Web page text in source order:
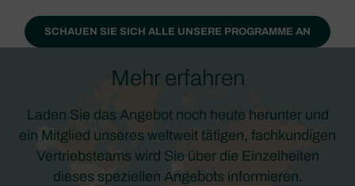
SCHAUEN SIE SICH ALLE UNSERE PROGRAMME AN
Mehr erfahren
Laden Sie das Angebot noch heute herunter und
ein Mitglied unseres weltweit tätigen, fachkundigen
Vertriebsteams wird Sie über die Einzelheiten
dieses speziellen Angebots informieren.